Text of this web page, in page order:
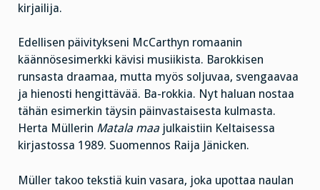
kirjailija.
Edellisen päivitykseni McCarthyn romaanin
käännösesimerkki kävisi musiikista. Barokkisen
runsasta draamaa, mutta myös soljuvaa, svengaavaa
ja hienosti hengittävää. Ba-rokkia. Nyt haluan nostaa
tähän esimerkin täysin päinvastaisesta kulmasta.
Herta Müllerin Matala maa julkaistiin Keltaisessa
kirjastossa 1989. Suomennos Raija Jänicken.
Müller takoo tekstiä kuin vasara, joka upottaa naulan